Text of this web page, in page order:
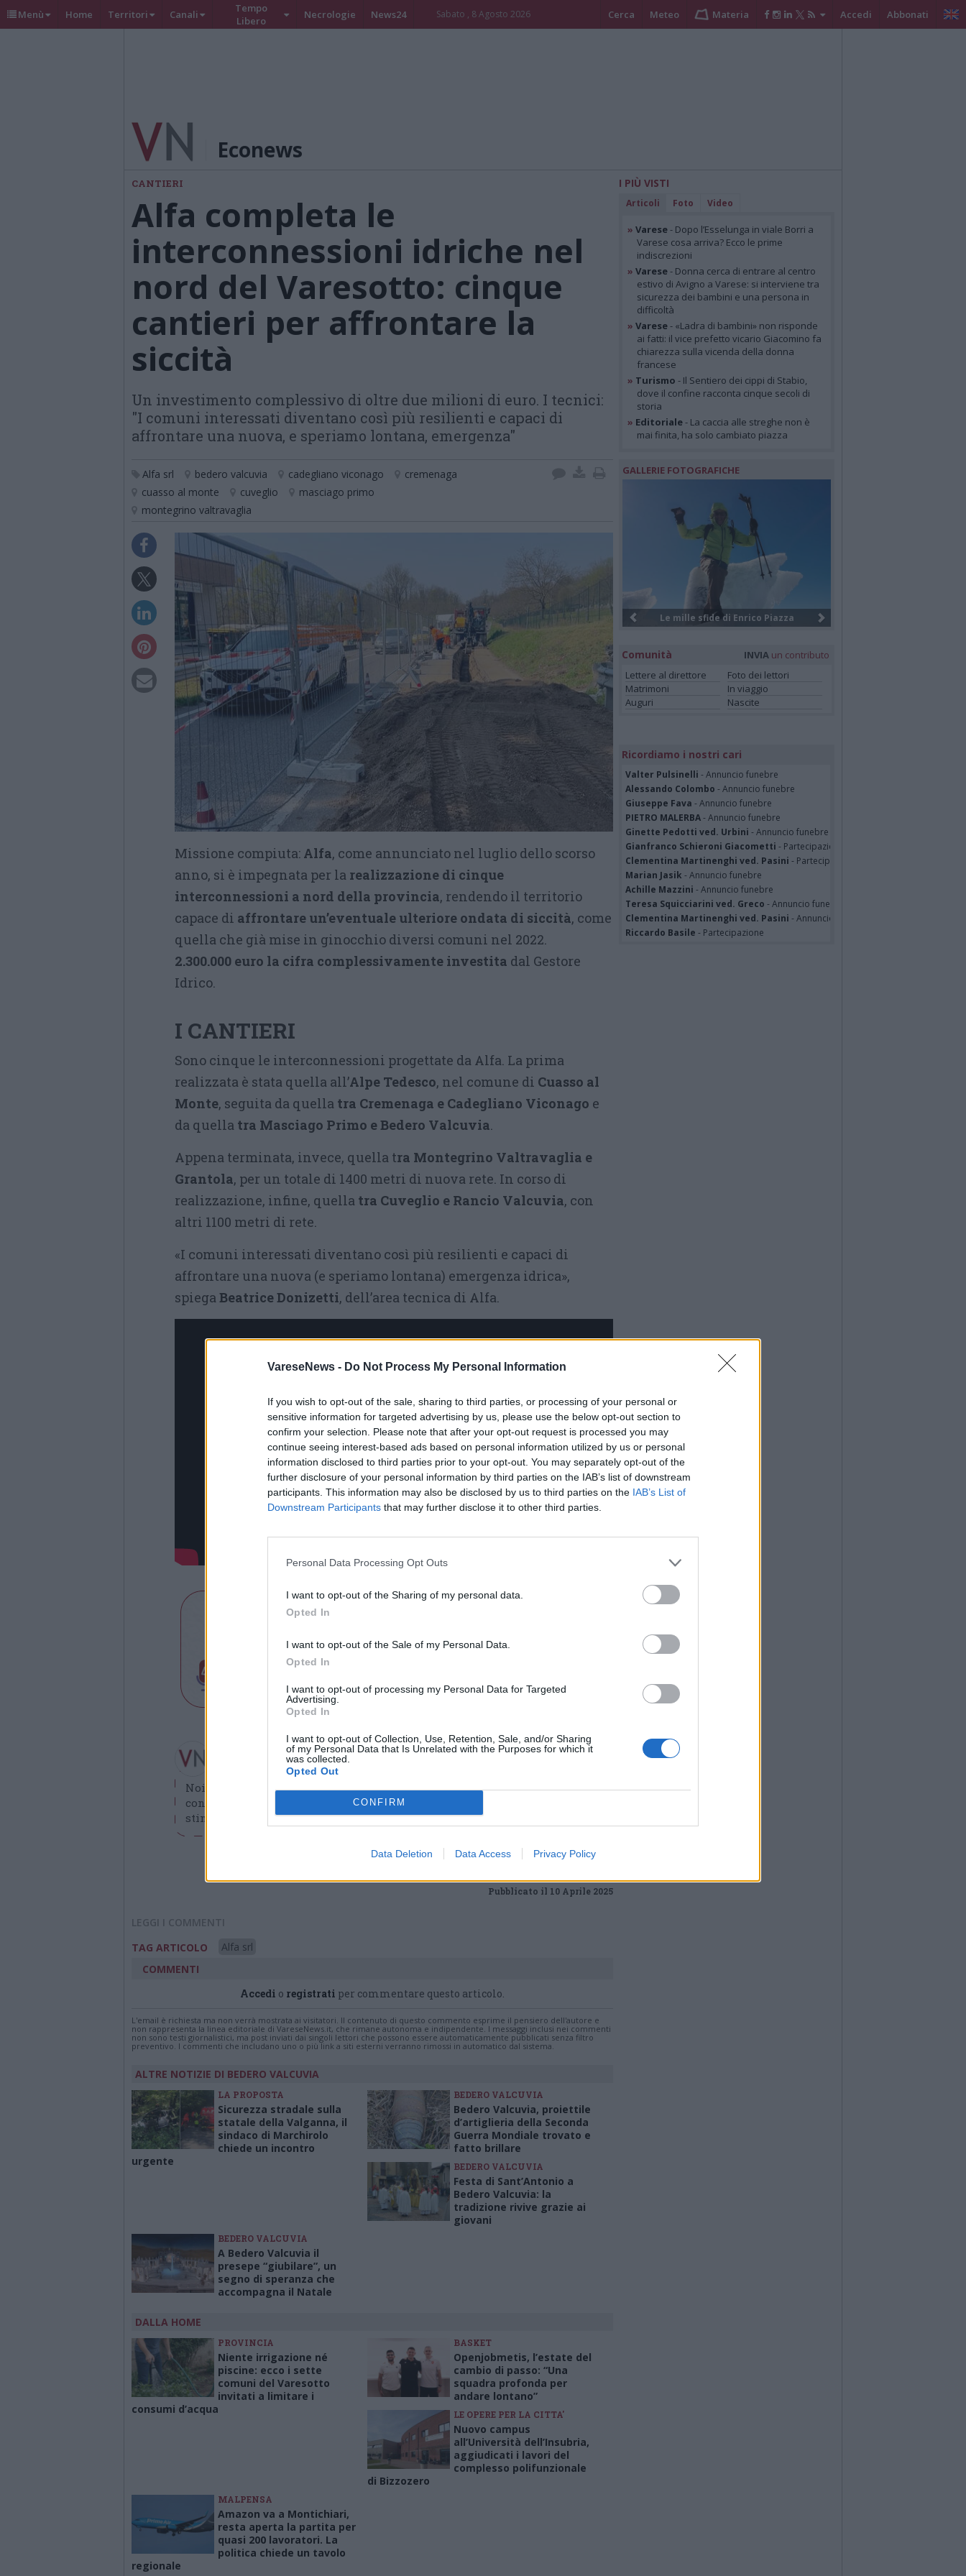
VareseNews - Do Not Process My Personal Information
If you wish to opt-out of the sale, sharing to third parties, or processing of your personal or
sensitive information for targeted advertising by us, please use the below opt-out section to
confirm your selection. Please note that after your opt-out request is processed you may
continue seeing interest-based ads based on personal information utilized by us or personal
information disclosed to third parties prior to your opt-out. You may separately opt-out of the
further disclosure of your personal information by third parties on the IAB’s list of downstream
participants. This information may also be disclosed by us to third parties on the IAB’s List of
Downstream Participants that may further disclose it to other third parties.
Personal Data Processing Opt Outs
I want to opt-out of the Sharing of my personal data.
Opted In
I want to opt-out of the Sale of my Personal Data.
Opted In
I want to opt-out of processing my Personal Data for Targeted
Advertising.
Opted In
I want to opt-out of Collection, Use, Retention, Sale, and/or Sharing
of my Personal Data that Is Unrelated with the Purposes for which it
was collected.
Opted Out
CONFIRM
Data Deletion Data Access Privacy Policy
Menù Home Territori Canali
Tempo
Libero
Necrologie News24 Sabato , 8 Agosto 2026 Cerca Meteo Materia Accedi Abbonati
Econews
CANTIERI
Alfa completa le
interconnessioni idriche nel
nord del Varesotto: cinque
cantieri per affrontare la
siccità
Un investimento complessivo di oltre due milioni di euro. I tecnici:
"I comuni interessati diventano così più resilienti e capaci di
affrontare una nuova, e speriamo lontana, emergenza"
Alfa srl bedero valcuvia cadegliano viconago
cremenaga
cuasso al monte
cuveglio
masciago primo
montegrino valtravaglia
Missione compiuta: Alfa, come annunciato nel luglio dello scorso
anno, si è impegnata per la realizzazione di cinque
interconnessioni a nord della provincia, rendendo il territorio
capace di affrontare un’eventuale ulteriore ondata di siccità, come
quella che già mise in ginocchio diversi comuni nel 2022.
2.300.000 euro la cifra complessivamente investita dal Gestore
Idrico.
I CANTIERI
Sono cinque le interconnessioni progettate da Alfa. La prima
realizzata è stata quella all’Alpe Tedesco, nel comune di Cuasso al
Monte, seguita da quella tra Cremenaga e Cadegliano Viconago e
da quella tra Masciago Primo e Bedero Valcuvia.
Appena terminata, invece, quella tra Montegrino Valtravaglia e
Grantola, per un totale di 1400 metri di nuova rete. In corso di
realizzazione, infine, quella tra Cuveglio e Rancio Valcuvia, con
altri 1100 metri di rete.
«I comuni interessati diventano così più resilienti e capaci di
affrontare una nuova (e speriamo lontana) emergenza idrica»,
spiegaBeatrice Donizetti, dell’area tecnica di Alfa.
Tutti gli eventi
diagosto
Redazione VareseNews
redazione@varesenews.it
Noi della redazione di VareseNews crediamo che una buona informazione
contribuisca a migliorare la vita di tutti. Ogni giorno lavoriamo cercando di
stimolare curiosità e spirito critico.
Pubblicato il 10 Aprile 2025
LEGGI I COMMENTI
TAG ARTICOLO
Alfa srl
COMMENTI
Accedi o registrati per commentare questo articolo.
L'email è richiesta ma non verrà mostrata ai visitatori. Il contenuto di questo commento esprime il pensiero dell'autore e
non rappresenta la linea editoriale di VareseNews.it, che rimane autonoma e indipendente. I messaggi inclusi nei commenti
non sono testi giornalistici, ma post inviati dai singoli lettori che possono essere automaticamente pubblicati senza filtro
preventivo. I commenti che includano uno o più link a siti esterni verranno rimossi in automatico dal sistema.
ALTRE NOTIZIE DI BEDERO VALCUVIA
LA PROPOSTA
Sicurezza stradale sulla
statale della Valganna, il
sindaco di Marchirolo
chiede un incontro
urgente
BEDERO VALCUVIA
Bedero Valcuvia, proiettile
d’artiglieria della Seconda
Guerra Mondiale trovato e
fatto brillare
BEDERO VALCUVIA
Festa di Sant’Antonio a
Bedero Valcuvia: la
tradizione rivive grazie ai
giovani
BEDERO VALCUVIA
A Bedero Valcuvia il
presepe “giubilare”, un
segno di speranza che
accompagna il Natale
DALLA HOME
PROVINCIA
Niente irrigazione né
piscine: ecco i sette
comuni del Varesotto
invitati a limitare i
consumi d’acqua
BASKET
Openjobmetis, l’estate del
cambio di passo: “Una
squadra profonda per
andare lontano”
LE OPERE PER LA CITTA'
Nuovo campus
all’Università dell’Insubria,
aggiudicati i lavori del
complesso polifunzionale
di Bizzozero
MALPENSA
Amazon va a Montichiari,
resta aperta la partita per
quasi 200 lavoratori. La
politica chiede un tavolo
regionale
I PIÙ VISTI
Articoli Foto Video
» Varese- Dopo l’Esselunga in viale Borri a
Varese cosa arriva? Ecco le prime
indiscrezioni
» Varese- Donna cerca di entrare al centro
estivo di Avigno a Varese: si interviene tra
sicurezza dei bambini e una persona in
difficoltà
» Varese- «Ladra di bambini» non risponde
ai fatti: il vice prefetto vicario Giacomino fa
chiarezza sulla vicenda della donna
francese
» Turismo - Il Sentiero dei cippi di Stabio,
dove il confine racconta cinque secoli di
storia
» Editoriale- La caccia alle streghe non è
mai finita, ha solo cambiato piazza
GALLERIE FOTOGRAFICHE
I giovani volontari internazionali ...
Comunità INVIA un contributo
Lettere al direttore
Foto dei lettori
Matrimoni
In viaggio
Auguri
Nascite
Ricordiamo i nostri cari
Valter Pulsinelli - Annuncio funebre
Alessando Colombo - Annuncio funebre
Giuseppe Fava - Annuncio funebre
PIETRO MALERBA- Annuncio funebre
Ginette Pedotti ved. Urbini - Annuncio funebre
Gianfranco Schieroni Giacometti - Partecipazione
Clementina Martinenghi ved. Pasini - Partecipazione
Marian Jasik - Annuncio funebre
Achille Mazzini - Annuncio funebre
Teresa Squicciarini ved. Greco - Annuncio funebre
Clementina Martinenghi ved. Pasini - Annuncio funebre
Riccardo Basile - Partecipazione